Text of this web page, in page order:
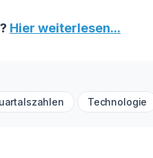
Hier weiterlesen...
Technologie